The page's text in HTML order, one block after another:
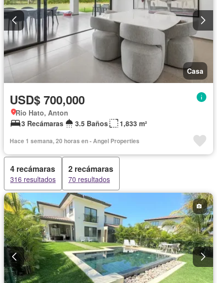
Casa
USD$ 700,000
Rio Hato, Anton
3 Recámaras
3.5 Baños 1,833 m²
Hace 1 semana, 20 horas en - Angel Properties
4 recámaras
316 resultados
2 recámaras
70 resultados